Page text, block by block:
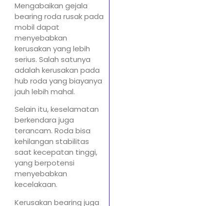
Mengabaikan gejala
bearing roda rusak pada
mobil dapat
menyebabkan
kerusakan yang lebih
serius. Salah satunya
adalah kerusakan pada
hub roda yang biayanya
jauh lebih mahal.
Selain itu, keselamatan
berkendara juga
terancam. Roda bisa
kehilangan stabilitas
saat kecepatan tinggi,
yang berpotensi
menyebabkan
kecelakaan.
Kerusakan bearing juga